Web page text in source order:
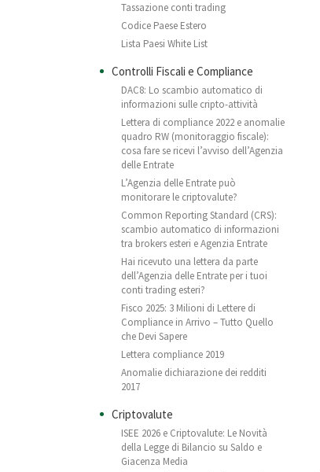
Tassazione conti trading
Codice Paese Estero
Lista Paesi White List
Controlli Fiscali e Compliance
DAC8: Lo scambio automatico di
informazioni sulle cripto-attività
Lettera di compliance 2022 e anomalie
quadro RW (monitoraggio fiscale):
cosa fare se ricevi l’avviso dell’Agenzia
delle Entrate
L’Agenzia delle Entrate può
monitorare le criptovalute?
Common Reporting Standard (CRS):
scambio automatico di informazioni
tra brokers esteri e Agenzia Entrate
Hai ricevuto una lettera da parte
dell’Agenzia delle Entrate per i tuoi
conti trading esteri?
Fisco 2025: 3 Milioni di Lettere di
Compliance in Arrivo – Tutto Quello
che Devi Sapere
Lettera compliance 2019
Anomalie dichiarazione dei redditi
2017
Criptovalute
ISEE 2026 e Criptovalute: Le Novità
della Legge di Bilancio su Saldo e
Giacenza Media